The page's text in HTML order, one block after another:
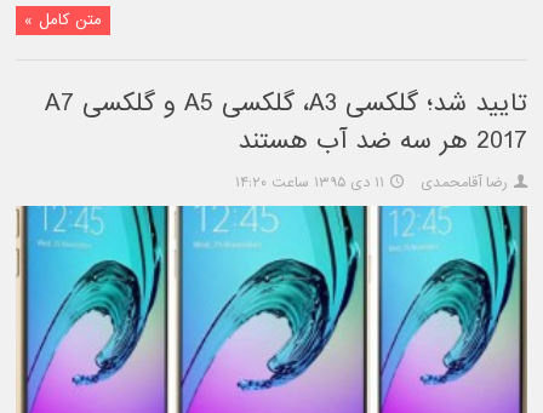
متن کامل »
تایید شد؛ گلکسی A3، گلکسی A5 و گلکسی A7
2017 هر سه ضد آب هستند
رضا آقامحمدی ۱۱ دی ۱۳۹۵ ساعت ۱۴:۲۰